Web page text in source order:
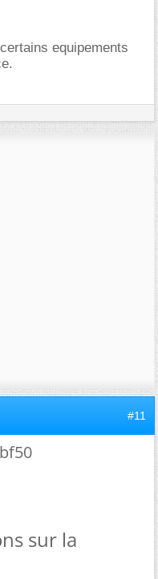
equipements
#11
sur la